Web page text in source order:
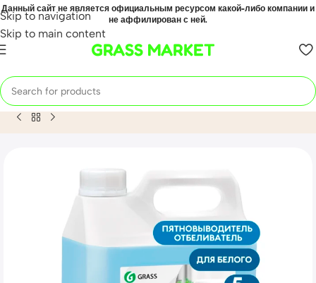
Skip to navigation
Skip to main content
Данный сайт не является официальным ресурсом какой-либо компании и
не аффилирован с ней.
GRASS MARKET
Home Mahsulot Пятновыводитель-отбеливатель G-Oxi